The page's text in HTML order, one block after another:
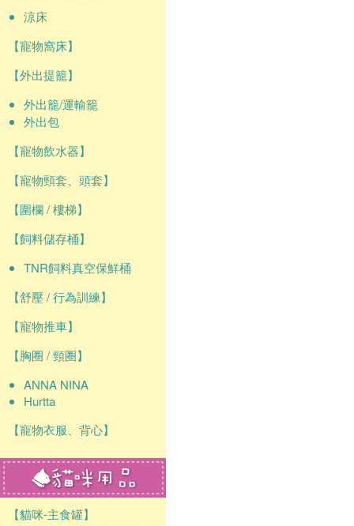
涼床
【寵物窩床】
【外出提籠】
外出籠/運輸籠
外出包
【寵物飲水器】
【寵物頸套、頭套】
【圍欄 / 樓梯】
【飼料儲存桶】
TNR飼料真空保鮮桶
【舒壓 / 行為訓練】
【寵物推車】
【胸圈 / 頸圈】
ANNA NINA
Hurtta
【寵物衣服、背心】
【貓咪-主食罐】